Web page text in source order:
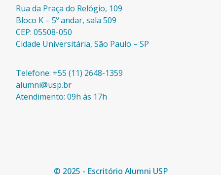
Rua da Praça do Relógio, 109
Bloco K – 5º andar, sala 509
CEP: 05508-050
Cidade Universitária, São Paulo – SP​
Telefone: +55 (11) 2648-1359
alumni@usp.br
Atendimento: 09h às 17h
© 2025 - Escritório Alumni USP